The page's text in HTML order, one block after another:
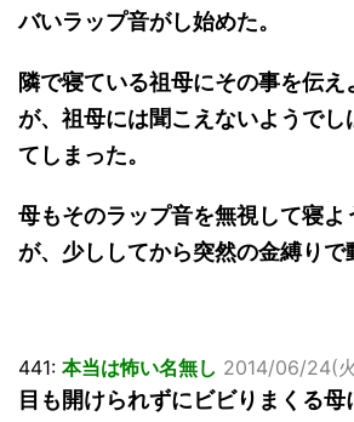
バいラップ音がし始めた。
隣で寝ている祖母にその事を伝え
が、祖母には聞こえないようで
てしまった。
母もそのラップ音を無視して寝よ
が、少ししてから突然の金縛りで
441: 本当は怖い名無し 2014/06/24(
目も開けられずにビビりまくる